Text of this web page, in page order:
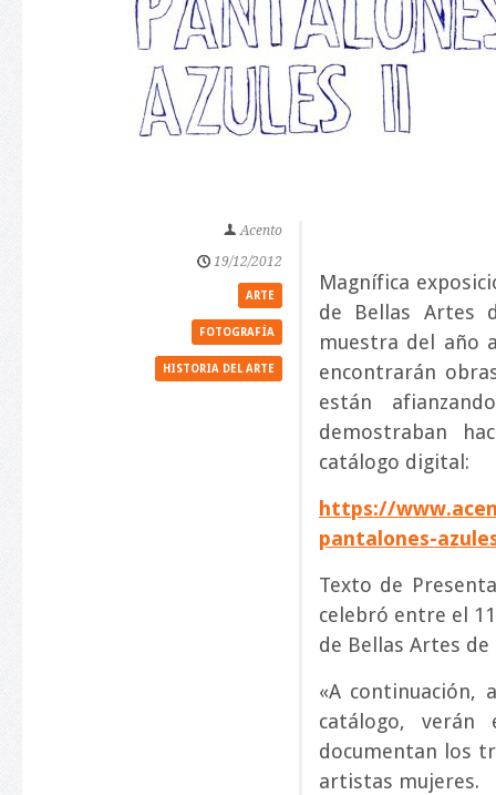
Acento
19/12/2012
ARTE
FOTOGRAFÍA
HISTORIA DEL ARTE
Magnífica
de Bellas Artes
muestra del año
encontrarán
están
demostraban
catálogo digital:
https://
pantalones-
Texto de
celebró entre el
de Bellas Artes de
«A continuación,
catálogo, verán
documentan los
artistas mujeres.